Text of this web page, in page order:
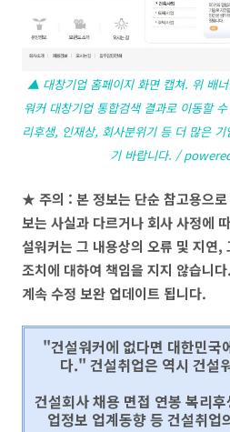
▲ 대창기업 홈페이지 화면 캡쳐. 위 배
워커 대창기업 통합검색 결과로 이동할
리후생, 인재상, 회사분위기 등 더 많은
기 바랍니다. /
★ 주의 : 본 정보는 단순 참고용으
보는 사실과 다르거나 회사 사정에
설워커는 그 내용상의 오류 및 지연,
조치에 대하여 책임을 지지 않습니
계속 수정 보완 업데이트 됩니다.
"건설워커에 없다면 대한민국
다." 건설취업은 역시 건
건설회사 채용 면접 연봉 복리
업정보 업계동향 등 건설취